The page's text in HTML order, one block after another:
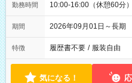
勤務時間 10:00-16:00（休憩60分
期間 2026年09月01日～長
特徴 履歴書不要 / 服装自由
気になる！